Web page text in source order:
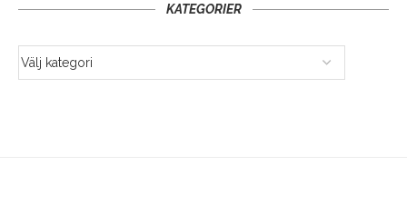
KATEGORIER